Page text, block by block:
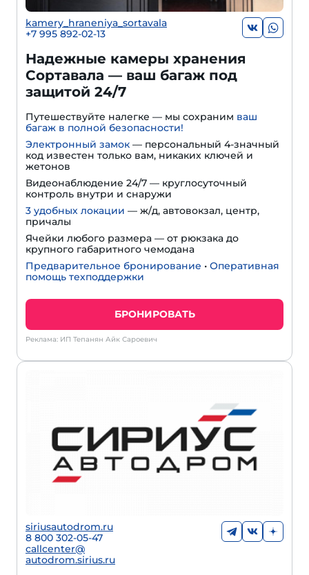
kamery_hraneniya_sortavala
+7 995 892-02-13
Надежные камеры хранения
Сортавала — ваш багаж под
защитой 24/7
Путешествуйте налегке — мы сохраним ваш
багаж в полной безопасности!
Электронный замок — персональный 4-значный
код известен только вам, никаких ключей и
жетонов
Видеонаблюдение 24/7 — круглосуточный
контроль внутри и снаружи
3 удобных локации — ж/д, автовокзал, центр,
причалы
Ячейки любого размера — от рюкзака до
крупного габаритного чемодана
Предварительное бронирование • Оперативная
помощь техподдержки
БРОНИРОВАТЬ
Реклама: ИП Тепанян Айк Сароевич
siriusautodrom.ru
8 800 302-05-47
callcenter@
autodrom.sirius.ru